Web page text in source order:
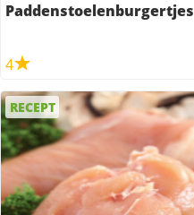
Paddenstoelenburgertjes
4
RECEPT